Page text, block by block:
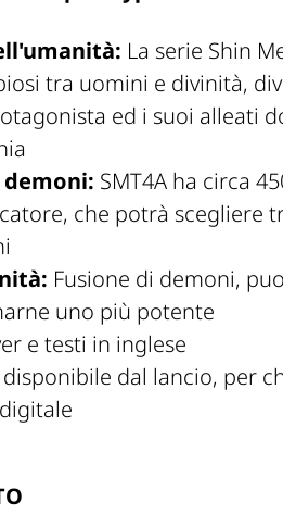
La serie Shin
tra uomini e divinità,
ed i suoi alleati
SMT4A ha circa
che potrà scegliere
Fusione di demoni,
uno più potente
e testi in inglese
disponibile dal lancio, per